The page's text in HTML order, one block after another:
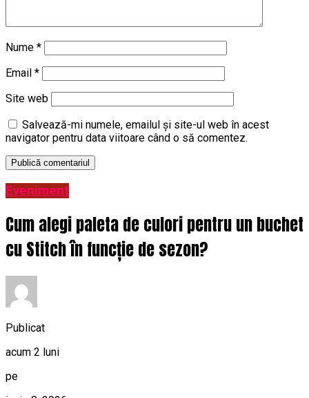
Nume *
Email *
Site web
Salvează-mi numele, emailul și site-ul web în acest
navigator pentru data viitoare când o să comentez.
Eveniment
Cum alegi paleta de culori pentru un buchet
cu Stitch în funcție de sezon?
Publicat
acum 2 luni
pe